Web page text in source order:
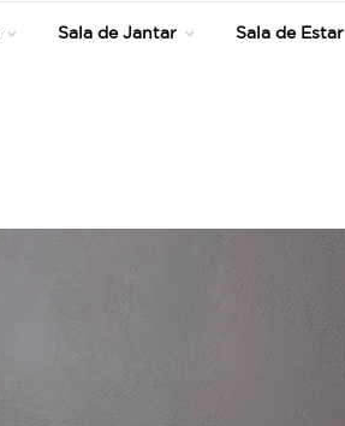
Sala de Jantar Sala de Estar